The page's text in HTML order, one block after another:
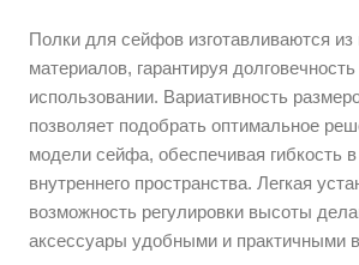
Полки для сейфов изготавливаются из
материалов, гарантируя
использовании. Вариативность
позволяет подобрать оптимальное
модели сейфа, обеспечивая гибкость в
внутреннего пространства. Легкая
возможность регулировки высоты
аксессуары удобными и практичными